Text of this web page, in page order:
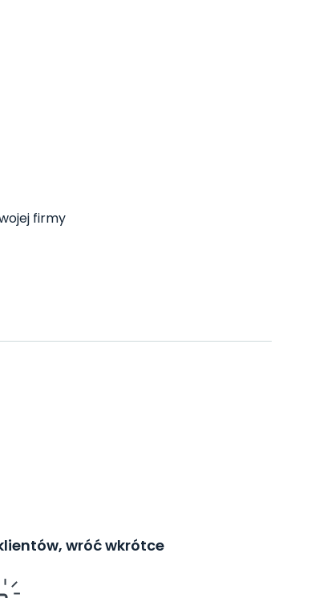
firmy
wróć wkrótce